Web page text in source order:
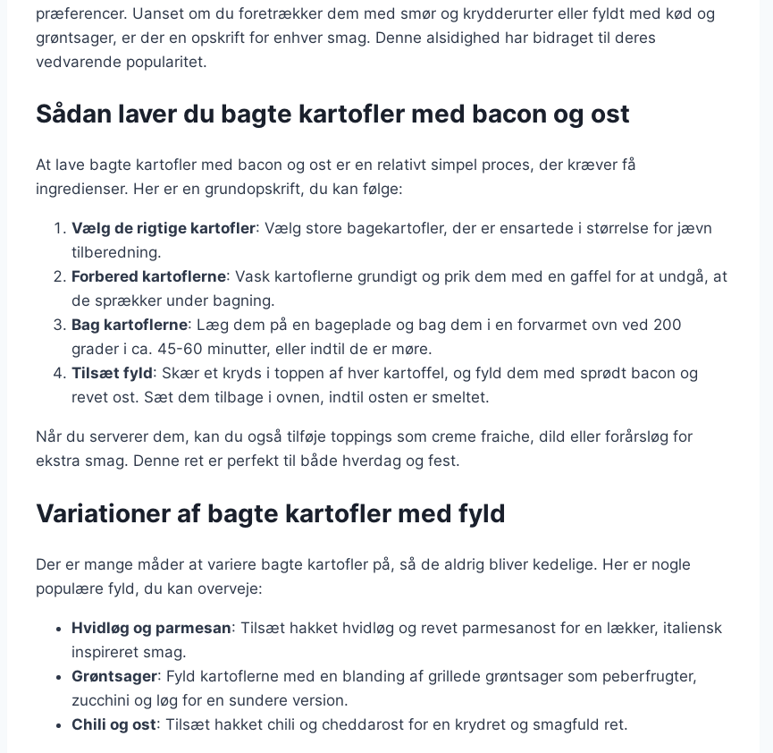
præferencer. Uanset om du foretrækker dem med smør og krydderurter eller fyldt med kød og
grøntsager, er der en opskrift for enhver smag. Denne alsidighed har bidraget til deres
vedvarende popularitet.
Sådan laver du bagte kartofler med bacon og ost
At lave bagte kartofler med bacon og ost er en relativt simpel proces, der kræver få
ingredienser. Her er en grundopskrift, du kan følge:
Vælg de rigtige kartofler: Vælg store bagekartofler, der er ensartede i størrelse for jævn
tilberedning.
Forbered kartoflerne: Vask kartoflerne grundigt og prik dem med en gaffel for at undgå, at
de sprækker under bagning.
Bag kartoflerne: Læg dem på en bageplade og bag dem i en forvarmet ovn ved 200
grader i ca. 45-60 minutter, eller indtil de er møre.
Tilsæt fyld: Skær et kryds i toppen af hver kartoffel, og fyld dem med sprødt bacon og
revet ost. Sæt dem tilbage i ovnen, indtil osten er smeltet.
Når du serverer dem, kan du også tilføje toppings som creme fraiche, dild eller forårsløg for
ekstra smag. Denne ret er perfekt til både hverdag og fest.
Variationer af bagte kartofler med fyld
Der er mange måder at variere bagte kartofler på, så de aldrig bliver kedelige. Her er nogle
populære fyld, du kan overveje:
Hvidløg og parmesan: Tilsæt hakket hvidløg og revet parmesanost for en lækker, italiensk
inspireret smag.
Grøntsager: Fyld kartoflerne med en blanding af grillede grøntsager som peberfrugter,
zucchini og løg for en sundere version.
Chili og ost: Tilsæt hakket chili og cheddarost for en krydret og smagfuld ret.